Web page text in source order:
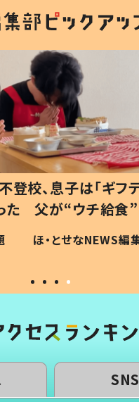
登校、息子は「ギフ
た 父が“ウチ給食
る理由とは #令和の
ほ・とせなNEWS編
SNS